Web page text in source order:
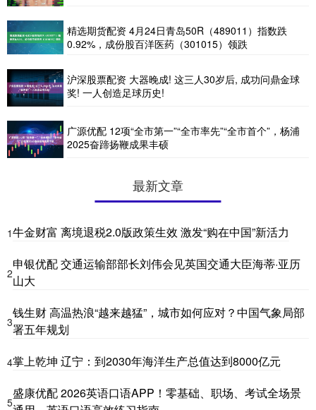
精选期货配资 4月24日青岛50R（489011）指数跌
0.92%，成份股百洋医药（301015）领跌
沪深股票配资 大器晚成! 这三人30岁后, 成功问鼎金球
奖! 一人创造足球历史!
广源优配 12项“全市第一”“全市率先”“全市首个”，杨浦
2025奋蹄扬鞭成果丰硕
最新文章
1牛金财富 离境退税2.0版政策生效 激发“购在中国”新活力
2
申银优配 交通运输部部长刘伟会见英国交通大臣海蒂·亚历
山大
3
钱生财 高温热浪“越来越猛”，城市如何应对？中国气象局部
署五年规划
4掌上乾坤 辽宁：到2030年海洋生产总值达到8000亿元
5
盛康优配 2026英语口语APP！零基础、职场、考试全场景